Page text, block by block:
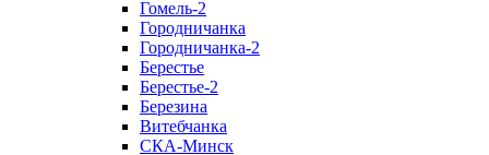
Гомель-2
Городничанка
Городничанка-2
Берестье
Берестье-2
Березина
Витебчанка
СКА-Минск